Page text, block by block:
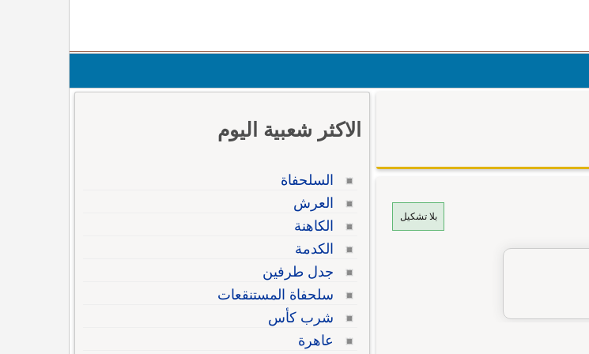
بلا تشكيل
الاكثر شعبية اليوم
السلحفاة
العرش
الكاهنة
الكدمة
جدل طرفين
سلحفاة المستنقعات
شرب كأس
عاهرة